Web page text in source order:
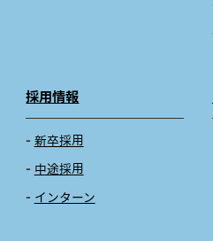
採用情報
新卒採用
中途採用
インターン